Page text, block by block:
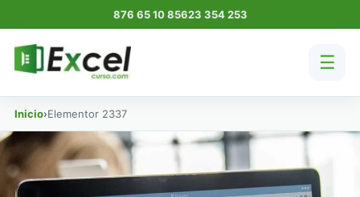
876 65 10 85623 354 253
☰
Inicio›Elementor 2337